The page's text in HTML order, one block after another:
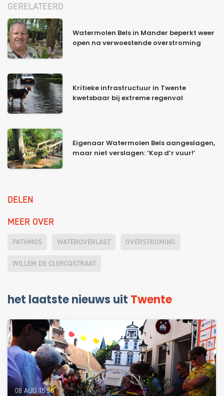
GERELATEERD
Watermolen Bels in Mander beperkt weer
open na verwoestende overstroming
Kritieke infrastructuur in Twente
kwetsbaar bij extreme regenval
Eigenaar Watermolen Bels aangeslagen,
maar niet verslagen: ‘Kop d’r vuur!’
DELEN
MEER OVER
PATHMOS WATEROVERLAST OVERSTROMING
WILLEM DE CLERCQSTRAAT
het laatste nieuws uit Twente
08 AUG 15:56